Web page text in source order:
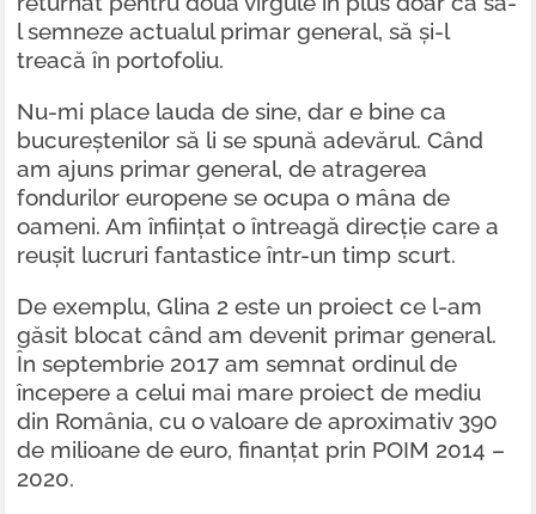
l semneze actualul primar general, să și-l
treacă în portofoliu.
Nu-mi place lauda de sine, dar e bine ca
bucureștenilor să li se spună adevărul. Când
am ajuns primar general, de atragerea
fondurilor europene se ocupa o mâna de
oameni. Am înființat o întreagă direcție care a
reușit lucruri fantastice într-un timp scurt.
De exemplu, Glina 2 este un proiect ce l-am
găsit blocat când am devenit primar general.
În septembrie 2017 am semnat ordinul de
începere a celui mai mare proiect de mediu
din România, cu o valoare de aproximativ 390
de milioane de euro, finanțat prin POIM 2014 –
2020.